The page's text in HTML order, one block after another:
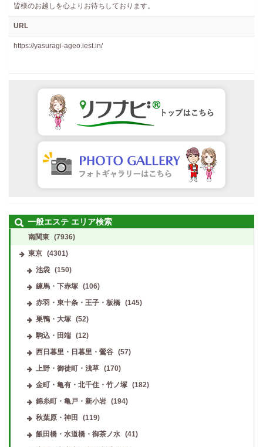
皆様のお越しを心よりお待ちしております。
URL
https://yasuragi-ageo.iest.in/
一般エステ エリア検索
南関東 (7936)
東京 (4301)
池袋
(150)
練馬・下赤塚
(106)
赤羽・東十条・王子・板橋
(145)
巣鴨・大塚
(52)
駒込・田端
(12)
西日暮里・日暮里・鶯谷
(57)
上野・御徒町・浅草
(170)
金町・亀有・北千住・竹ノ塚
(182)
錦糸町・亀戸・新小岩
(194)
秋葉原・神田
(119)
飯田橋・水道橋・御茶ノ水
(41)